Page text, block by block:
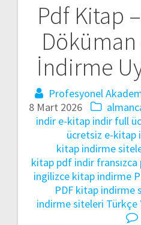
Pdf Kitap
İndirme
Profesyonel
8 Mart 2026
indir e-kitap indir full
ücretsiz e-kitap
kitap indirme
kitap pdf indir
ingilizce kitap indirme
PDF kitap indirme
indirme siteleri Türkçe